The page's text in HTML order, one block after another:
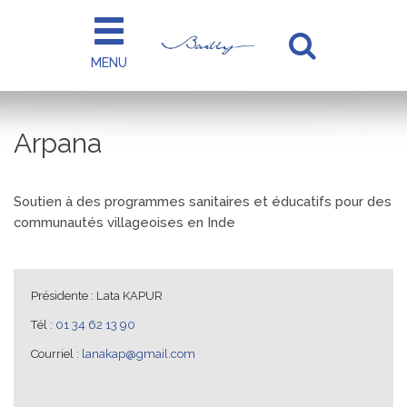
MENU
à
Arpana
Soutien à des programmes sanitaires et éducatifs pour des
communautés villageoises en Inde
Présidente : Lata KAPUR
Tél : 01 34 62 13 90
Courriel : lanakap@gmail.com